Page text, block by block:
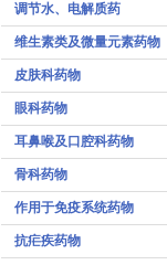
调节水、电解质药
维生素类及微量元素药物
皮肤科药物
眼科药物
耳鼻喉及口腔科药物
骨科药物
作用于免疫系统药物
抗疟疾药物